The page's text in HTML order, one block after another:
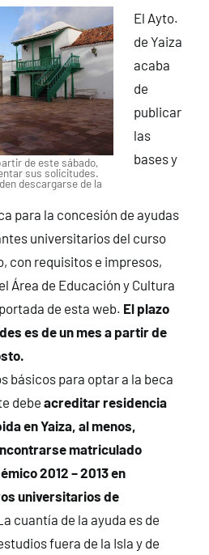
de este sábado,
sus solicitudes.
descargarse de la
El Ayto.
de Yaiza
acaba
de
publicar
las
bases y
para la concesión de ayudas
universitarios del curso
con requisitos e impresos,
Área de Educación y Cultura
de esta web. El plazo
es de un mes a partir de
básicos para optar a la beca
debe acreditar residencia
en Yaiza, al menos,
matriculado
2012 – 2013 en
universitarios de
cuantía de la ayuda es de
fuera de la Isla y de